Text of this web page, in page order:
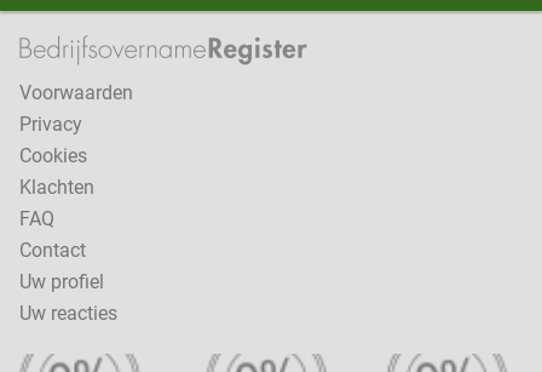
Voorwaarden
Privacy
Cookies
Klachten
FAQ
Contact
Uw profiel
Uw reacties